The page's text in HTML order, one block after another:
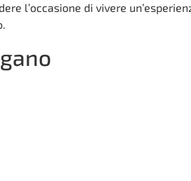
l’occasione di vivere